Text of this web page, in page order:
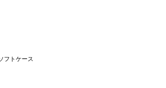
フトケース